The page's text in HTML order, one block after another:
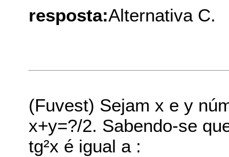
resposta:Alternativa C.
(Fuvest) Sejam x e y
x+y=?/2. Sabendo-se
tg²x é igual a :